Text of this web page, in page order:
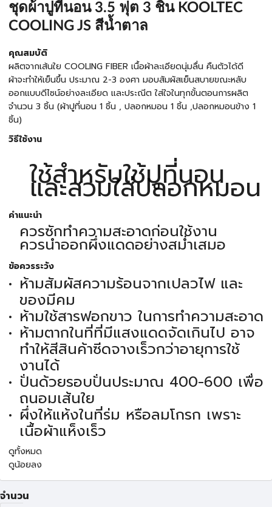
ชุดผ้าปูที่นอน 3.5 ฟุต 3 ชิ้น KOOLTEC
COOLING JS สีน้ำตาล
คุณสมบัติ
ผลิตจากเส้นใย COOLING FIBER เนื้อผ้าละเอียดนุ่มลื่น คืนตัวได้ดี
ผ้าจะทำให้เย็นขึ้น ประมาณ 2-3 องศา มอบสัมผัสเย็นสบายขณะหลับ
ออกแบบดีไซน์อย่างละเอียด และประณีต ใส่ใจในทุกขั้นตอนการผลิต
จำนวน 3 ชิ้น (ผ้าปูที่นอน 1 ชิ้น , ปลอกหมอน 1 ชิ้น ,ปลอกหมอนข้าง 1
ชิ้น)
วิธีใช้งาน
ใช้สำหรับใช้ปูที่นอน
และสวมใส่ปลอกหมอน
คำแนะนำ
ควรซักทำความสะอาดก่อนใช้งาน
ควรนำออกผึ่งแดดอย่างสม่ำเสมอ
ข้อควรระวัง
ห้ามสัมผัสความร้อนจากเปลวไฟ และ
ของมีคม
ห้ามใช้สารฟอกขาว ในการทำความสะอาด
ห้ามตากในที่ที่มีแสงแดดจัดเกินไป อาจ
ทำให้สีสินค้าซีดจางเร็วกว่าอายุการใช้
งานได้
ปั่นด้วยรอบปั่นประมาณ 400-600 เพื่อ
ถนอมเส้นใย
ผึ่งให้แห้งในที่ร่ม หรือลมโกรก เพราะ
เนื้อผ้าแห็งเร็ว
ดูทั้งหมด
ดูน้อยลง
จำนวน